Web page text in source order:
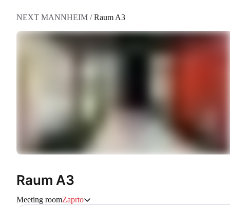
NEXT MANNHEIM /Raum A3
Raum A3
Meeting roomZaprto